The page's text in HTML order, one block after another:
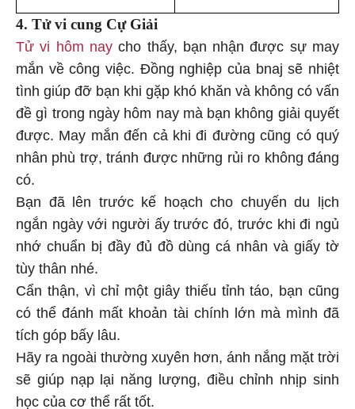
4. Tử vi cung Cự Giải
Tử vi hôm naycho thấy, bạn nhận được sự may
mắn về công việc. Đồng nghiệp của bnaj sẽ nhiệt
tình giúp đỡ bạn khi gặp khó khăn và không có vấn
đề gì trong ngày hôm nay mà bạn không giải quyết
được. May mắn đến cả khi đi đường cũng có quý
nhân phù trợ, tránh được những rủi ro không đáng
có.
Bạn đã lên trước kế hoạch cho chuyến du lịch
ngắn ngày với người ấy trước đó, trước khi đi ngủ
nhớ chuẩn bị đầy đủ đồ dùng cá nhân và giấy tờ
tùy thân nhé.
Cẩn thận, vì chỉ một giây thiếu tỉnh táo, bạn cũng
có thể đánh mất khoản tài chính lớn mà mình đã
tích góp bấy lâu.
Hãy ra ngoài thường xuyên hơn, ánh nắng mặt trời
sẽ giúp nạp lại năng lượng, điều chỉnh nhịp sinh
học của cơ thể rất tốt.